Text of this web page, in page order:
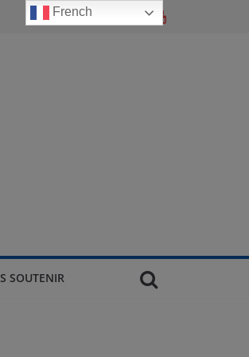
SOUTENIR
French